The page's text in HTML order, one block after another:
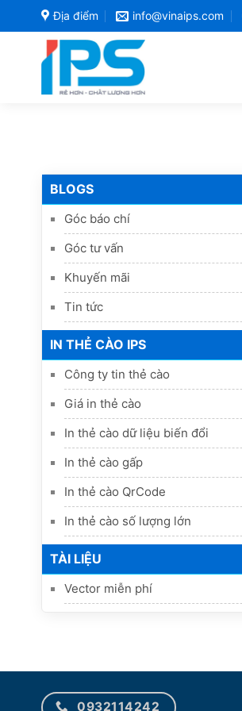
qua
Địa điểm info@vinaips.com
BLOGS
Góc báo chí
Góc tư vấn
Khuyến mãi
Tin tức
IN THẺ CÀO IPS
Công ty tin thẻ cào
Giá in thẻ cào
In thẻ cào dữ liệu biến đổi
In thẻ cào gấp
In thẻ cào QrCode
In thẻ cào số lượng lớn
TÀI LIỆU
Vector miễn phí
0932114242